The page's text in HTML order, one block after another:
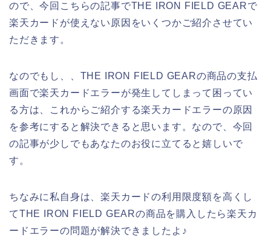
ので、今回こちらの記事でTHE IRON FIELD GEARで
楽天カードが使えない原因をいくつかご紹介させてい
ただきます。
なのでもし、、THE IRON FIELD GEARの商品の支払
画面で楽天カードエラーが発生してしまって困ってい
る方は、これからご紹介する楽天カードエラーの原因
を参考にすると解決できると思います。なので、今回
の記事が少しでもあなたのお役に立てると嬉しいで
す。
ちなみに私自身は、楽天カードの利用限度額を高くし
てTHE IRON FIELD GEARの商品を購入したら楽天カ
ードエラーの問題が解決できましたよ♪